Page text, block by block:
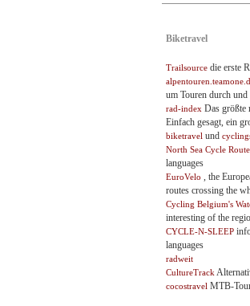
Biketravel
Trailsource die erste
um Touren durch
rad-index Das größte
Einfach gesagt, ein
biketravel und
North Sea Cycle Route
languages
EuroVelo
, the
routes crossing the
Cycling Belgium's
interesting of the
CYCLE-N-SLEEP
languages
radweit
CultureTrack
cocostravel MTB-